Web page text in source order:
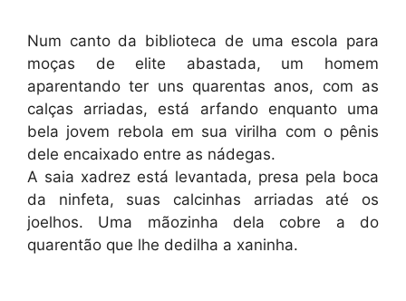
Num canto da biblioteca de uma escola para
moças de elite abastada, um homem
aparentando ter uns quarentas anos, com as
calças arriadas, está arfando enquanto uma
bela jovem rebola em sua virilha com o pênis
dele encaixado entre as nádegas.
A saia xadrez está levantada, presa pela boca
da ninfeta, suas calcinhas arriadas até os
joelhos. Uma mãozinha dela cobre a do
quarentão que lhe dedilha a xaninha.